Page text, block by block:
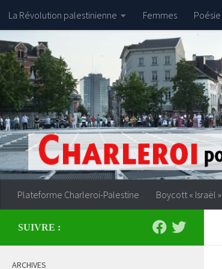
Skip to content
La Révolution palestinienne Femmes Poésie
Plateforme Charleroi-Palestine Boycott « Israël »
SUIVRE :
ARCHIVES